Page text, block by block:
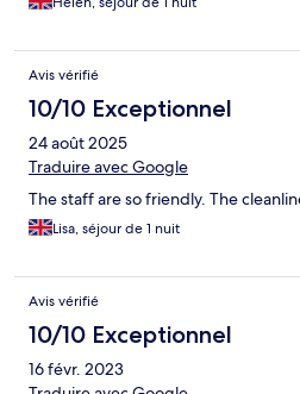
Avis vérifié
10/10 Exceptionnel
24 août 2025
Traduire avec Google
The staff are so friendly. The
Lisa, séjour de 1 nuit
Avis vérifié
10/10 Exceptionnel
16 févr. 2023